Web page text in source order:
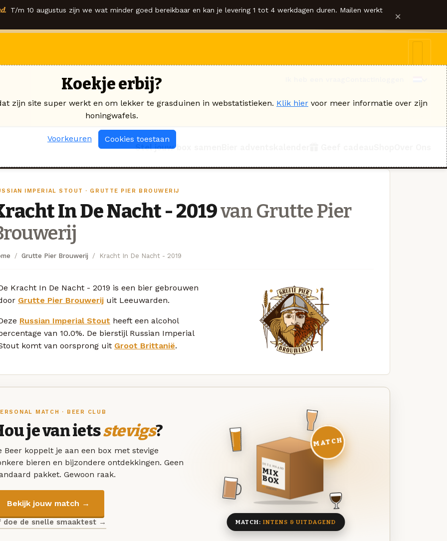
T/m 10 augustus zijn we wat minder goed bereikbaar en kan je levering 1 tot 4 werkdagen duren. Mailen werkt ×
Stel jouw box samen
IMPERIAL STOUT · GRUTTE PIER BROUWERIJ
In De Nacht - 2019van Grutte Pier
Grutte Pier Brouwerij Kracht In De Nacht - 2019
Kracht In De Nacht - 2019 is een bier gebrouwen
Grutte Pier Brouwerij uit Leeuwarden.
Russian Imperial Stout heeft een alcohol
van 10.0%. De bierstijl Russian Imperial
komt van oorsprong uit Groot Brittanië.
MATCH · BEER CLUB
je van ietsstevigs?
Beer koppelt je aan een box met stevige
bieren en bijzondere ontdekkingen. Geen
pakket. Gewoon raak.
Bekijk jouw match →
doe de snelle smaaktest →
DEZE MAAND
MIX
BOX
8 BIEREN
MATCH
MATCH: INTENS & UITDAGEND
Koekje erbij?
zijn site super werkt en om lekker te grasduinen in webstatistieken. Klik hier voor meer informatie over zijn
honingwafels.
Voorkeuren Cookies toestaan